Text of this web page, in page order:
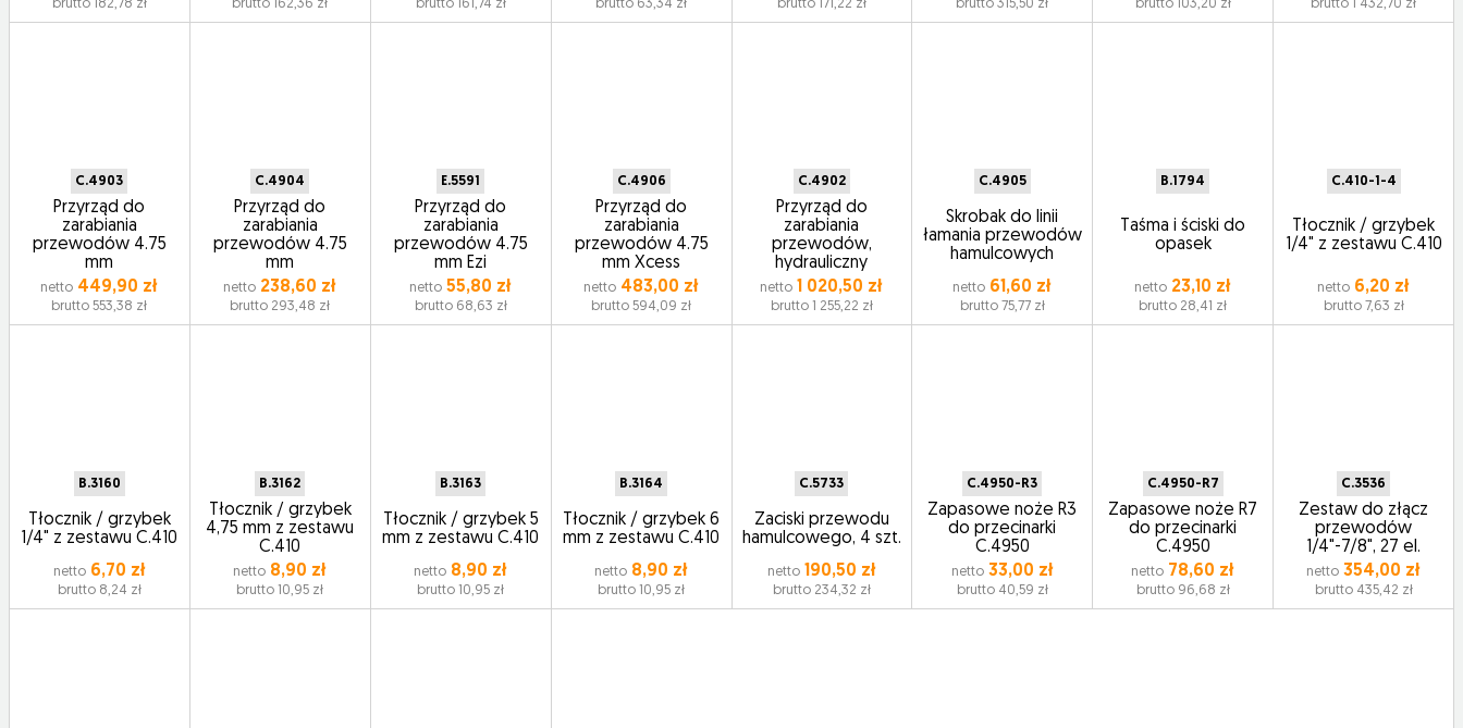
brutto 182,78 zł brutto 162,36 zł brutto 161,74 zł brutto 63,34 zł brutto 171,22 zł brutto 315,50 zł brutto 103,20 zł brutto 1 432,70 zł
C.4903
Przyrząd do
zarabiania
przewodów 4.75
mm
netto 449,90 zł
brutto 553,38 zł
C.4904
Przyrząd do
zarabiania
przewodów 4.75
mm
netto 238,60 zł
brutto 293,48 zł
E.5591
Przyrząd do
zarabiania
przewodów 4.75
mm Ezi
netto 55,80 zł
brutto 68,63 zł
C.4906
Przyrząd do
zarabiania
przewodów 4.75
mm Xcess
netto 483,00 zł
brutto 594,09 zł
C.4902
Przyrząd do
zarabiania
przewodów,
hydrauliczny
netto 1 020,50 zł
brutto 1 255,22 zł
C.4905
Skrobak do linii
łamania przewodów
hamulcowych
netto 61,60 zł
brutto 75,77 zł
B.1794
Taśma i ściski do
opasek
netto 23,10 zł
brutto 28,41 zł
C.410-1-4
Tłocznik / grzybek
1/4" z zestawu C.410
netto 6,20 zł
brutto 7,63 zł
B.3160
Tłocznik / grzybek
1/4" z zestawu C.410
netto6,70 zł
brutto 8,24 zł
B.3162
Tłocznik / grzybek
4,75 mm z zestawu
C.410
netto 8,90 zł
brutto 10,95 zł
B.3163
Tłocznik / grzybek 5
mm z zestawu C.410
netto 8,90 zł
brutto 10,95 zł
B.3164
Tłocznik / grzybek 6
mm z zestawu C.410
netto 8,90 zł
brutto 10,95 zł
C.5733
Zaciski przewodu
hamulcowego, 4 szt.
netto190,50 zł
brutto 234,32 zł
C.4950-R3
Zapasowe noże R3
do przecinarki
C.4950
netto33,00 zł
brutto 40,59 zł
C.4950-R7
Zapasowe noże R7
do przecinarki
C.4950
netto 78,60 zł
brutto 96,68 zł
C.3536
Zestaw do złącz
przewodów
1/4"-7/8", 27 el.
netto 354,00 zł
brutto 435,42 zł